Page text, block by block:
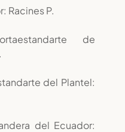
Racines P.
de
del Plantel:
del Ecuador: